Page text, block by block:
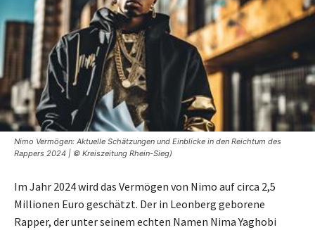
Nimo Vermögen: Aktuelle Schätzungen und Einblicke in den Reichtum des
Rappers 2024 | © Kreiszeitung Rhein-Sieg)
Im Jahr 2024 wird das Vermögen von Nimo auf circa 2,5
Millionen Euro geschätzt. Der in Leonberg geborene
Rapper, der unter seinem echten Namen Nima Yaghobi